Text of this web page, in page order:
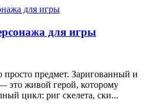
для игры
предмет. Заригованный и
это живой герой, которому
цикл: риг скелета, ски...